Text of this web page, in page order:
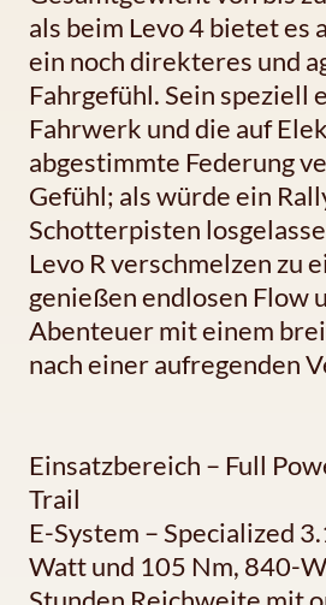
als beim Levo 4 bietet es
ein noch direkteres und
Fahrgefühl. Sein speziell
Fahrwerk und die auf
abgestimmte Federung
Gefühl; als würde ein
Schotterpisten
Levo R verschmelzen zu
genießen endlosen Flow
Abenteuer mit einem
nach einer aufregenden
Einsatzbereich – Full
Trail
E-System – Specialized
Watt und 105 Nm, 840-